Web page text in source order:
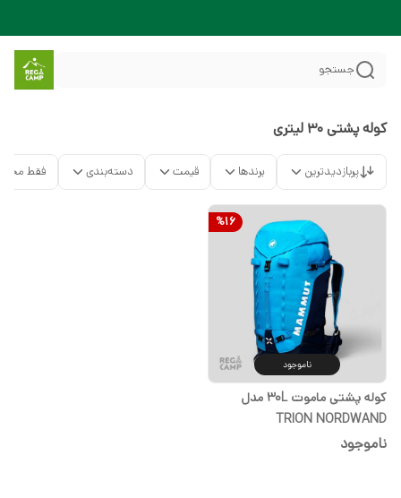
جستجو
کوله پشتی 30 لیتری
پربازدیدترین برندها قیمت دسته‌بندی فقط
%16
ناموجود
کوله پشتی ماموت 30L مدل
TRION NORDWAND
ناموجود